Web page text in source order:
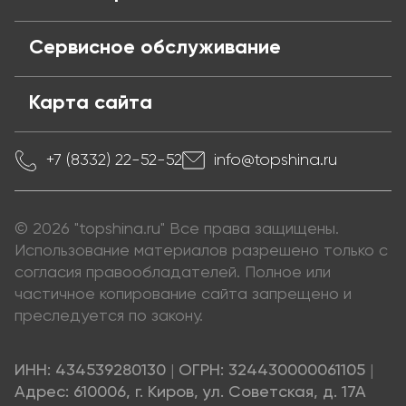
Сервисное обслуживание
Карта сайта
+7 (8332) 22-52-52 info@topshina.ru
© 2026 "topshina.ru" Все права защищены.
Использование материалов разрешено только с
согласия правообладателей. Полное или
частичное копирование сайта запрещено и
преследуется по закону.
ИНН: 434539280130 ОГРН: 324430000061105
Адрес: 610006, г. Киров, ул. Советская, д. 17А